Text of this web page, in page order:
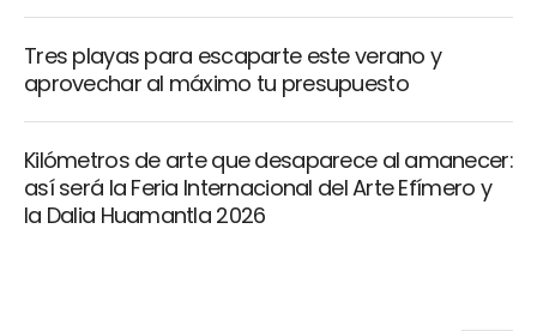
Tres playas para escaparte este verano y
aprovechar al máximo tu presupuesto
Kilómetros de arte que desaparece al amanecer:
así será la Feria Internacional del Arte Efímero y
la Dalia Huamantla 2026